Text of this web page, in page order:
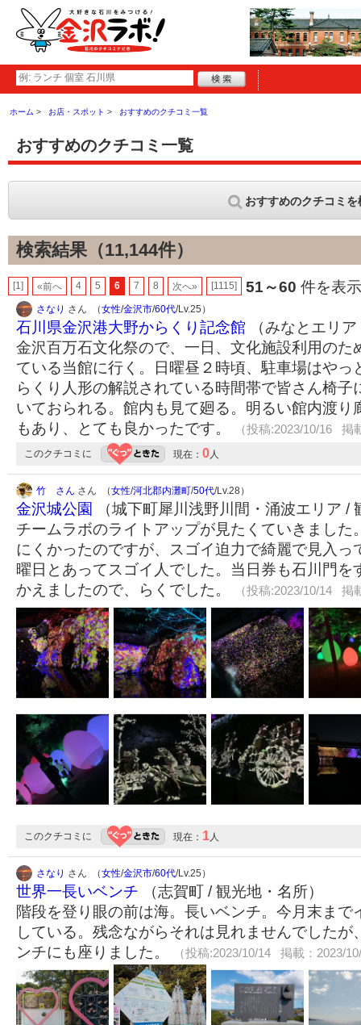
ホーム お店・スポット おすすめのクチコミ一覧
おすすめのクチコミ一覧
おすすめのクチコミを
検索結果（11,144件）
[1] «前へ 4 5 6 7 8 次へ» [1115] 51～60 件を表
さなり さん （女性/金沢市/60代/Lv.25）
石川県金沢港大野からくり記念館 （みなとエリ
金沢百万石文化祭ので、一日、文化施設利用のた
ている当館に行く。日曜昼２時頃、駐車場はやっ
らくり人形の解説されている時間帯で皆さん椅子
いておられる。館内も見て廻る。明るい館内渡り
もあり、とても良かったです。
（投稿:2023/10/16 掲
このクチコミに 現在： 0人
竹 さん さん （女性/河北郡内灘町/50代/Lv.28）
金沢城公園
（城下町犀川浅野川間・涌波エリア /
チームラボのライトアップが見たくていきました
にくかったのですが、スゴイ迫力で綺麗で見入っ
曜日とあってスゴイ人でした。当日券も石川門を
かえましたので、らくでした。
（投稿:2023/10/14 掲
このクチコミに 現在： 1人
さなり さん （女性/金沢市/60代/Lv.25）
世界一長いベンチ （志賀町 / 観光地・名所）
階段を登り眼の前は海。長いベンチ。今月末まで
している。残念ながらそれは見れませんでしたが
ンチにも座りました。
（投稿:2023/10/14 掲載：2023/